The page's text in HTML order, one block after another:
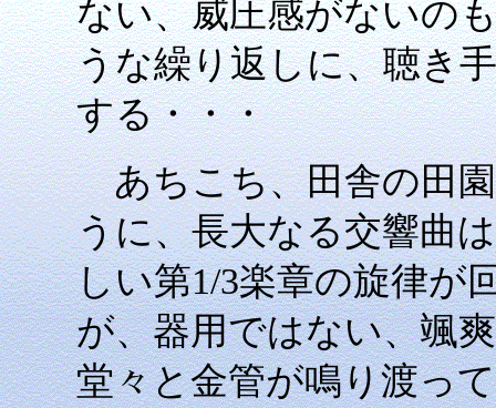
ない、威圧感がないの
うな繰り返しに、聴き
する・・・
あちこち、田舎の田園
うに、長大なる交響曲
しい第1/3楽章の旋律が
が、器用ではない、颯
堂々と金管が鳴り渡っ